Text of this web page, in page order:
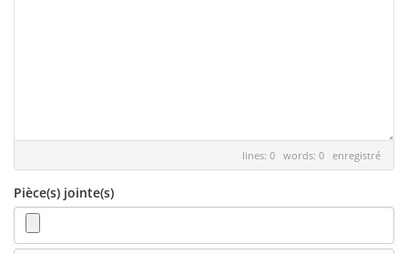
lines: 0 words: 0 enregistré
Pièce(s) jointe(s)